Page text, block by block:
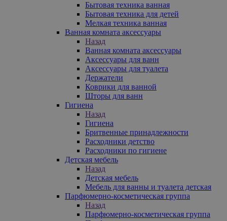
Бытовая техника ванная
Бытовая техника для детей
Мелкая техника ванная
Ванная комната аксессуары
Назад
Ванная комната аксессуары
Аксессуары для ванн
Аксессуары для туалета
Держатели
Коврики для ванной
Шторы для ванн
Гигиена
Назад
Гигиена
Бритвенные принадлежности
Расходники детство
Расходники по гигиене
Детская мебель
Назад
Детская мебель
Мебель для ванны и туалета детская
Парфюмерно-косметическая группа
Назад
Парфюмерно-косметическая группа